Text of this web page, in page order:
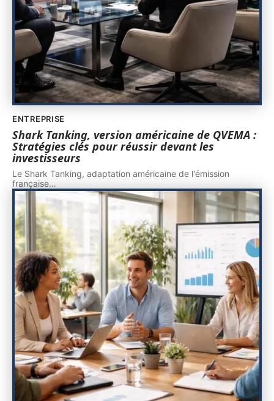
ENTREPRISE
Shark Tanking, version américaine de QVEMA :
Stratégies clés pour réussir devant les
investisseurs
Le Shark Tanking, adaptation américaine de l'émission
française…